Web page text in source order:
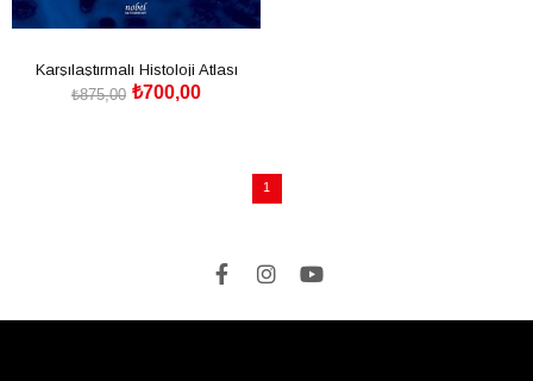
Karşılaştırmalı Histoloji Atlası
Memeli Hayvanlar ve İnsan
₺700,00
₺875,00
1